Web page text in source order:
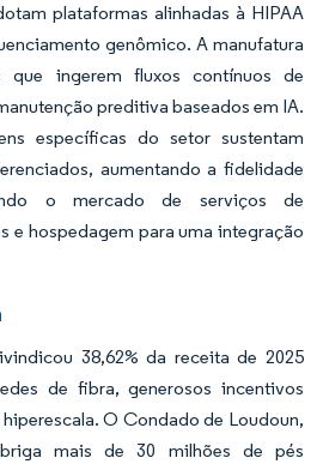
plataformas alinhadas à HIPAA
genômico. A manufatura
que ingerem fluxos contínuos de
preditiva baseados em IA.
específicas do setor sustentam
aumentando a fidelidade
o mercado de serviços de
e hospedagem para uma integração
38,62% da receita de 2025
de fibra, generosos incentivos
O Condado de Loudoun,
mais de 30 milhões de pés